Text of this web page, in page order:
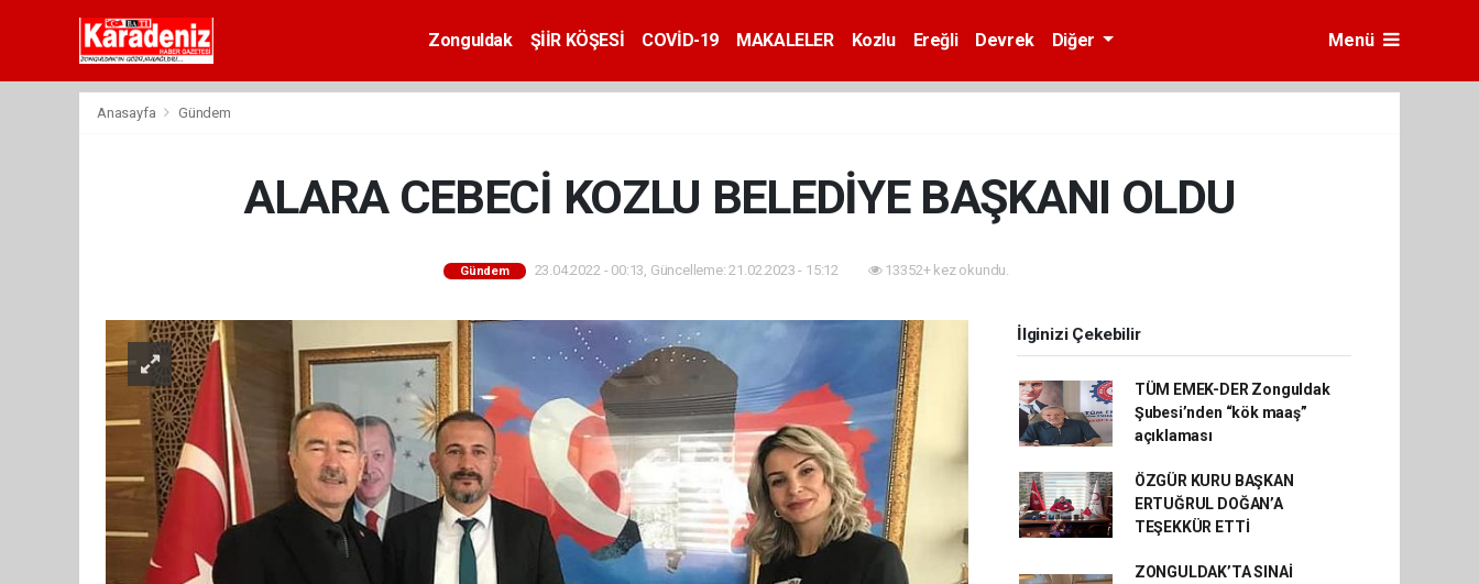
Zonguldak ŞİİR KÖŞESİ COVİD-19 MAKALELER Kozlu Ereğli Devrek Diğer Menü
Anasayfa Gündem
ALARA CEBECİ KOZLU BELEDİYE BAŞKANI OLDU
Gündem 23.04.2022 - 00:13, Güncelleme: 21.02.2023 - 15:12 13352+ kez okundu.
İlginizi Çekebilir
TÜM EMEK-DER Zonguldak
Şubesi’nden “kök maaş”
açıklaması
ÖZGÜR KURU BAŞKAN
ERTUĞRUL DOĞAN’A
TEŞEKKÜR ETTİ
ZONGULDAK’TA SINAİ